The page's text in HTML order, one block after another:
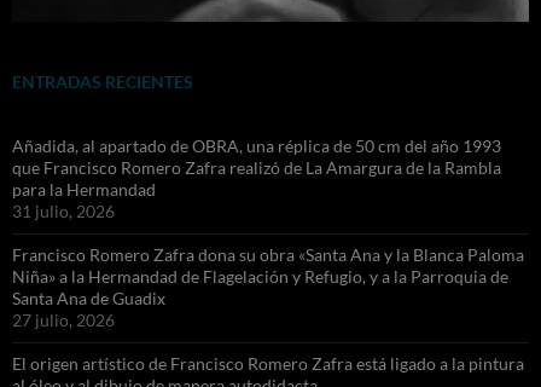
ENTRADAS RECIENTES
Añadida, al apartado de OBRA, una réplica de 50 cm del año 1993
que Francisco Romero Zafra realizó de La Amargura de la Rambla
para la Hermandad
31 julio, 2026
Francisco Romero Zafra dona su obra «Santa Ana y la Blanca Paloma
Niña» a la Hermandad de Flagelación y Refugio, y a la Parroquia de
Santa Ana de Guadix
27 julio, 2026
El origen artístico de Francisco Romero Zafra está ligado a la pintura